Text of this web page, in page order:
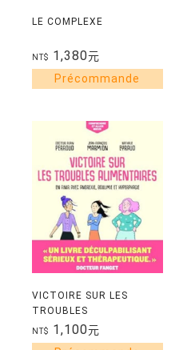
LE COMPLEXE
NT$ 1,380元
VICTOIRE SUR LES
TROUBLES
ALIMENTAIRES -
VICTOIRE SUR LES
NT$ 1,100元